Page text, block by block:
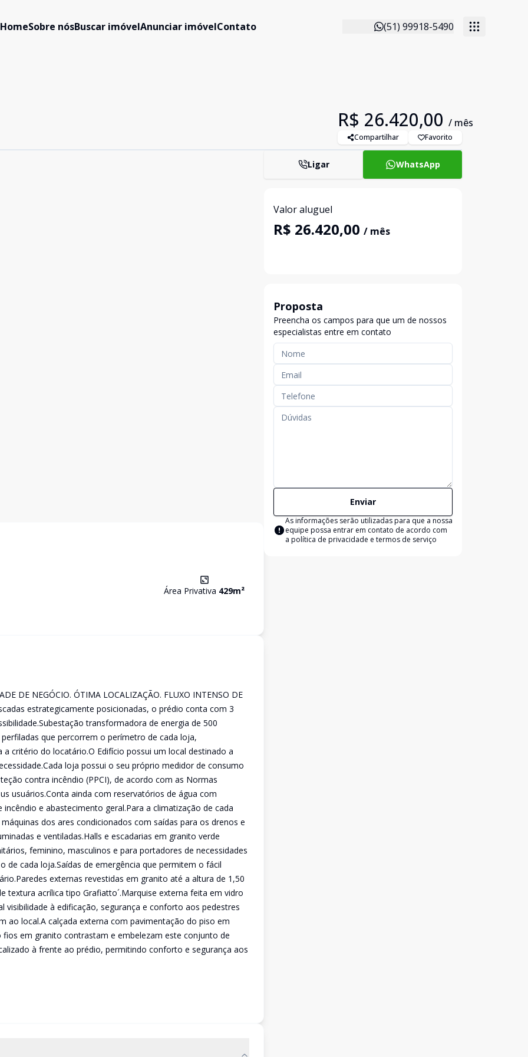
HomeSobre nósBuscar imóvelAnunciar imóvelContato (51) 99918-5490
R$ 26.420,00 / mês
Compartilhar Favorito
Área Privativa 429m²
DE NEGÓCIO. ÓTIMA LOCALIZAÇÃO. FLUXO INTENSO DE
estrategicamente posicionadas, o prédio conta com 3
transformadora de energia de 500
que percorrem o perímetro de cada loja,
critério do locatário.O Edifício possui um local destinado a
loja possui o seu próprio medidor de consumo
contra incêndio (PPCI), de acordo com as Normas
usuários.Conta ainda com reservatórios de água com
e abastecimento geral.Para a climatização de cada
dos ares condicionados com saídas para os drenos e
e ventiladas.Halls e escadarias em granito verde
feminino, masculinos e para portadores de necessidades
de cada loja.Saídas de emergência que permitem o fácil
externas revestidas em granito até a altura de 1,50
textura acrílica tipo Grafiatto´.Marquise externa feita em vidro
à edificação, segurança e conforto aos pedestres
ao local.A calçada externa com pavimentação do piso em
em granito contrastam e embelezam este conjunto de
à frente ao prédio, permitindo conforto e segurança aos
Ligar WhatsApp
Valor aluguel
R$ 26.420,00 / mês
Proposta
Preencha os campos para que um de nossos
especialistas entre em contato
Enviar
As informações serão utilizadas para que a nossa
equipe possa entrar em contato de acordo com
a política de privacidade e termos de serviço